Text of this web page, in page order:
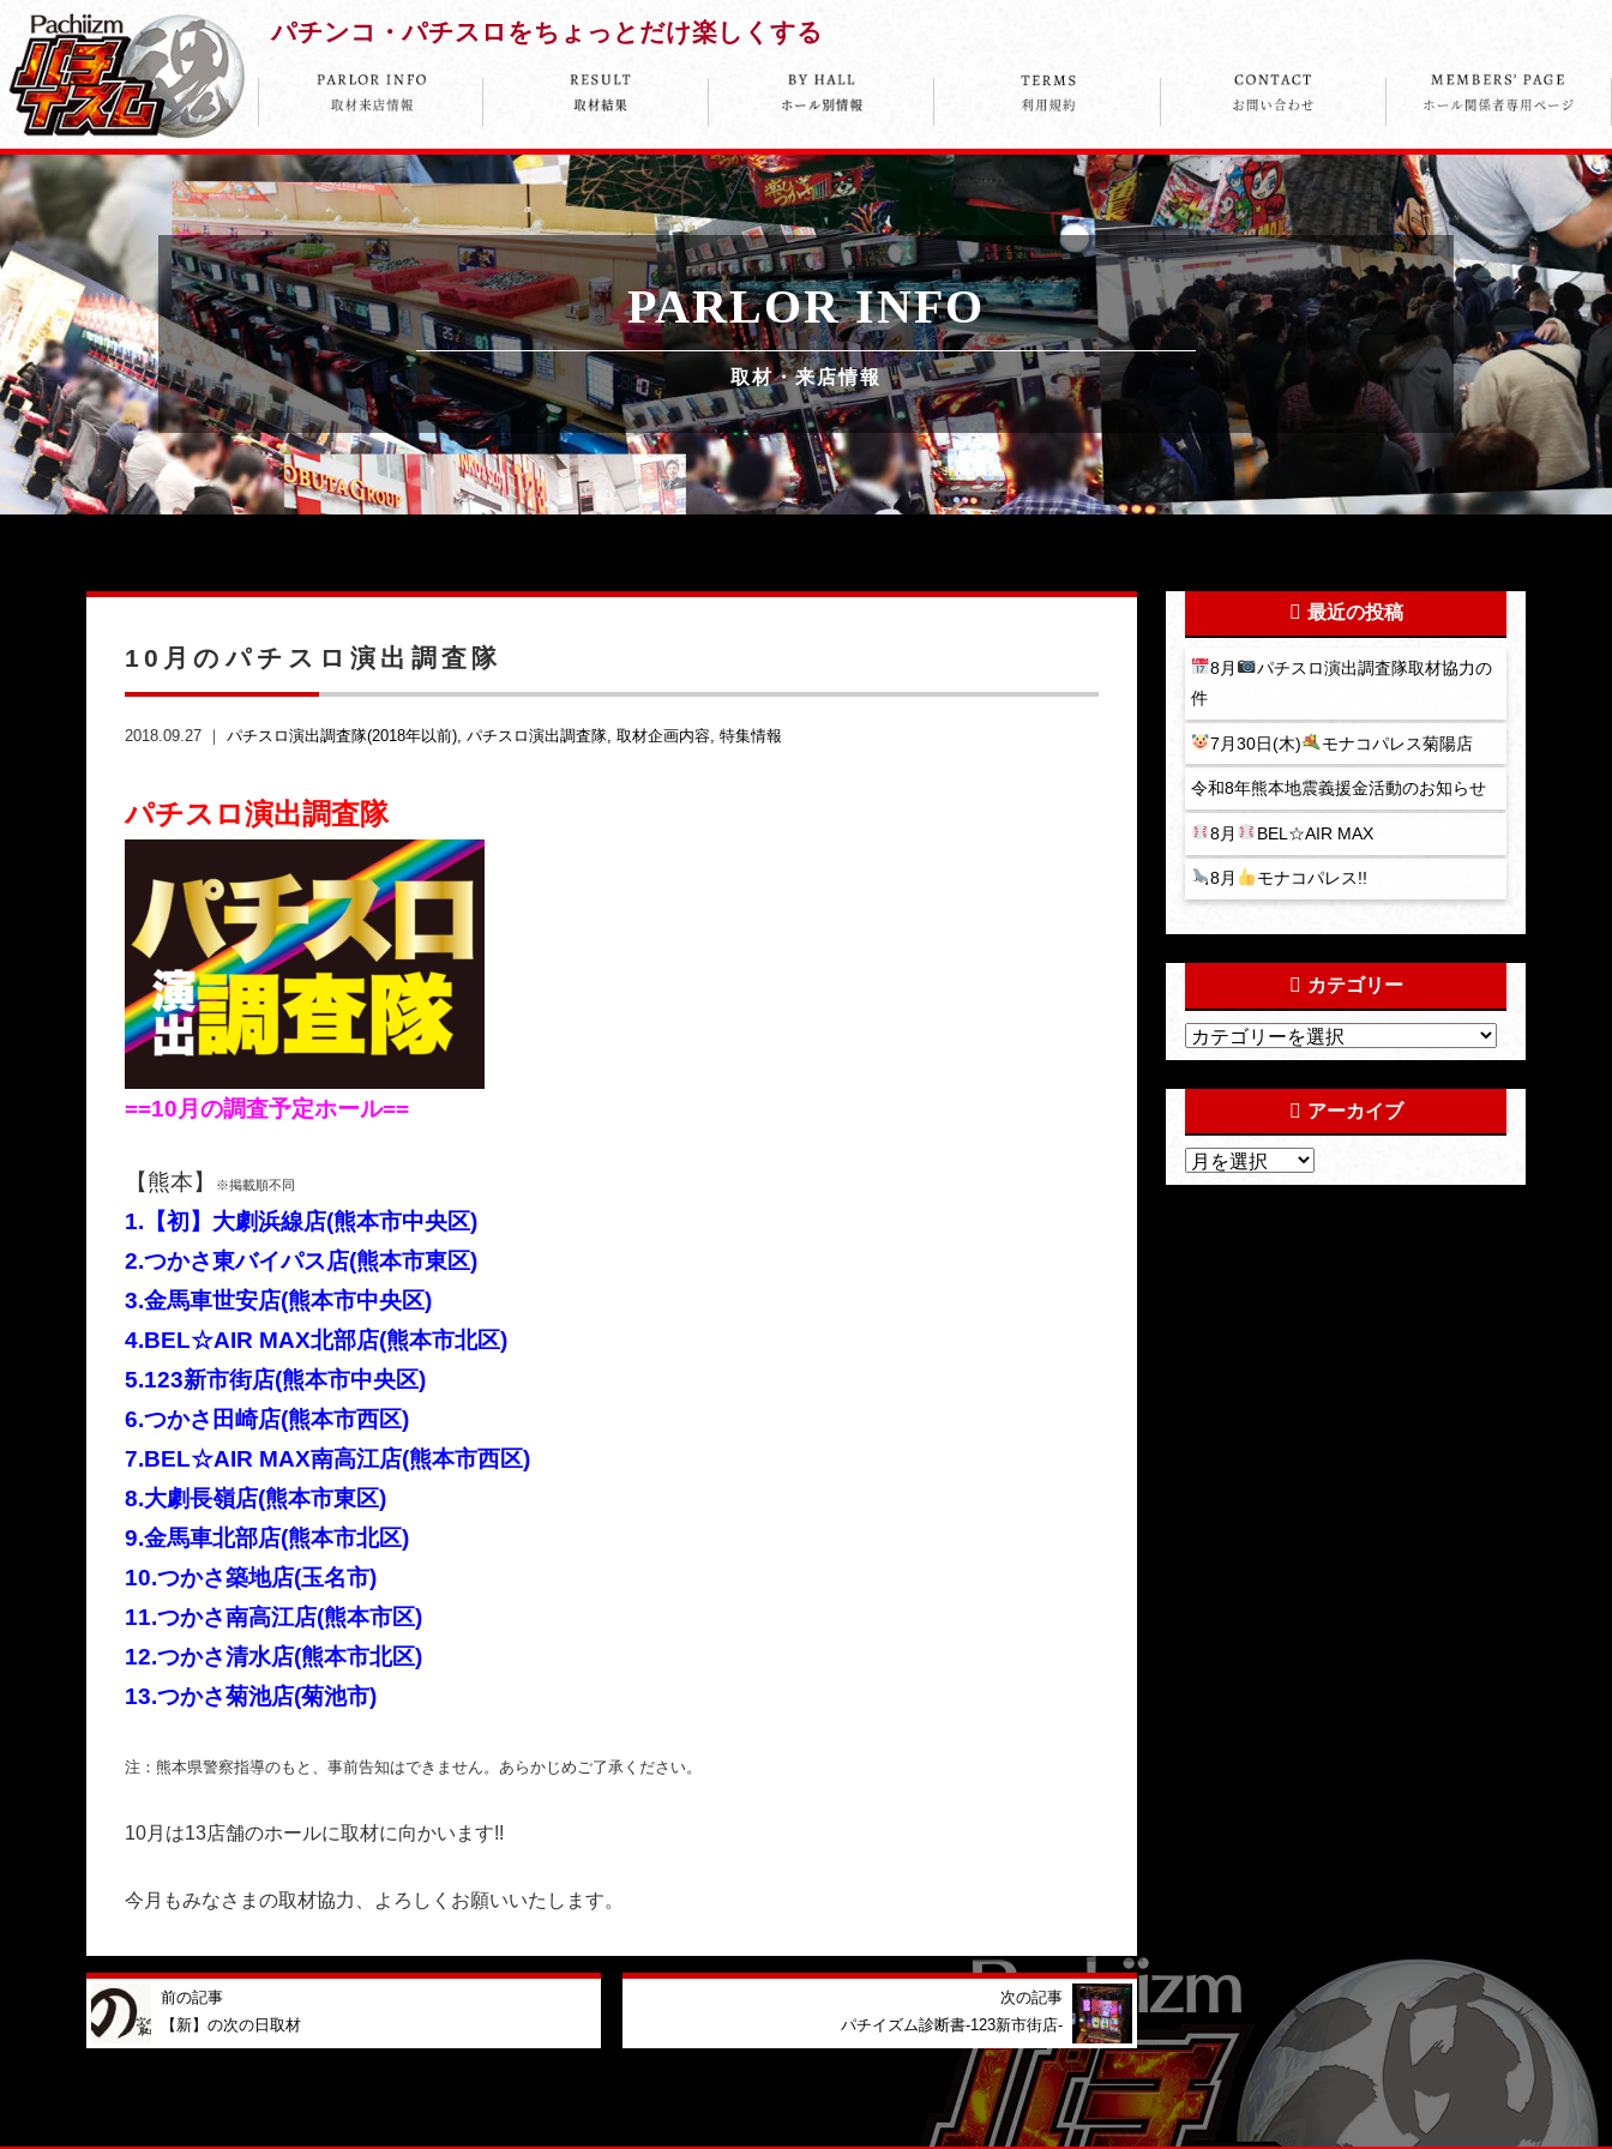
パチンコ・パチスロをちょっとだけ楽しくする
PARLOR INFO
取材・来店情報
10月のパチスロ演出調査隊
2018.09.27 ｜ パチスロ演出調査隊(2018年以前) パチスロ演出調査隊 取材企画内容 特集情報
パチスロ演出調査隊
==10月の調査予定ホール==
【熊本】 ※掲載順不同
1.【初】大劇浜線店(熊本市中央区)
2.つかさ東バイパス店(熊本市東区)
3.金馬車世安店(熊本市中央区)
4.BEL☆AIR MAX北部店(熊本市北区)
5.123新市街店(熊本市中央区)
6.つかさ田崎店(熊本市西区)
7.BEL☆AIR MAX南高江店(熊本市西区)
8.大劇長嶺店(熊本市東区)
9.金馬車北部店(熊本市北区)
10.つかさ築地店(玉名市)
11.つかさ南高江店(熊本市区)
12.つかさ清水店(熊本市北区)
13.つかさ菊池店(菊池市)
注：熊本県警察指導のもと、事前告知はできません。 あらかじめご了承ください。
10月は13店舗のホールに取材に向かいます!!
今月もみなさまの取材協力、よろしくお願いいたします。
前の記事
【新】の次の日取材
次の記事
パチイズム診断書-123新市街店-
最近の投稿
8月
パチスロ演出調査隊取材協力の
件
7月30日(木) モナコパレス菊陽店
令和8年熊本地震義援金活動のお知らせ
8月 BEL☆AIR MAX
8月 モナコパレス!!
カテゴリー
アーカイブ